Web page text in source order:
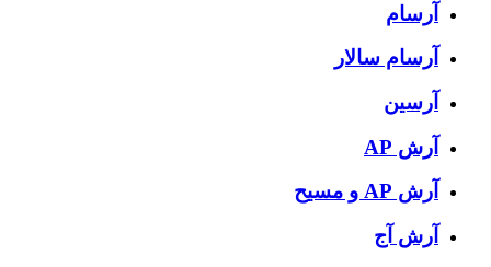
آرسام
آرسام سالار
آرسین
آرش AP
آرش AP و مسیح
آرش آج